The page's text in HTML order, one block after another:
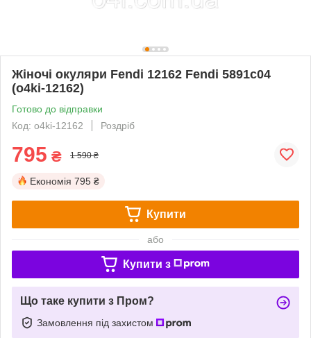
Жіночі окуляри Fendi 12162 Fendi 5891с04
(o4ki-12162)
Готово до відправки
Код: o4ki-12162
Роздріб
795 ₴ 1 590 ₴
Економія 795 ₴
Купити
або
Купити з
Що таке купити з Пром?
Замовлення під захистом